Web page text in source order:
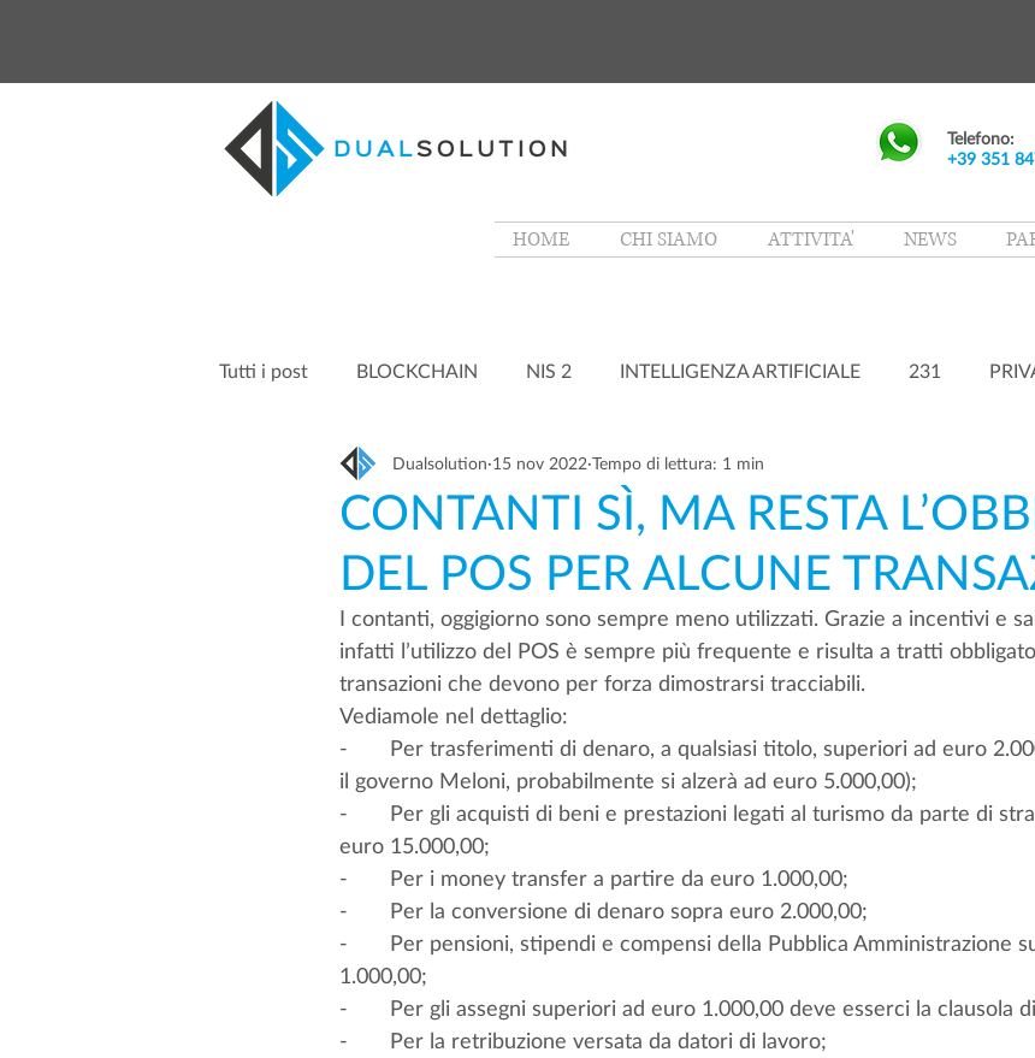
Telefono:
+39 351
HOME CHI SIAMO ATTIVITA' NEWS
Tutti i post BLOCKCHAIN NIS 2 INTELLIGENZA ARTIFICIALE 231
CONTANTI SÌ, MA RESTA
DEL POS PER ALCUNE
Dualsolution 15 nov 2022 Tempo di lettura: 1 min
I contanti, oggigiorno sono sempre meno utilizzati. Grazie a incentivi e
infatti l’utilizzo del POS è sempre più frequente e risulta a tratti
transazioni che devono per forza dimostrarsi tracciabili.
Vediamole nel dettaglio:
-       Per trasferimenti di denaro, a qualsiasi titolo, superiori ad euro
il governo Meloni, probabilmente si alzerà ad euro 5.000,00);
-       Per gli acquisti di beni e prestazioni legati al turismo da parte di
euro 15.000,00;
-       Per i money transfer a partire da euro 1.000,00;
-       Per la conversione di denaro sopra euro 2.000,00;
-       Per pensioni, stipendi e compensi della Pubblica Amministrazione
1.000,00;
-       Per gli assegni superiori ad euro 1.000,00 deve esserci la clausola
-       Per la retribuzione versata da datori di lavoro;